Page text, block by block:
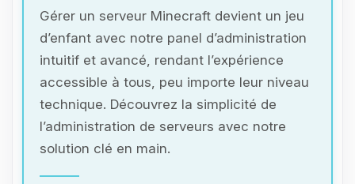
Gérer un serveur Minecraft devient un jeu
d’enfant avec notre panel d’administration
intuitif et avancé, rendant l’expérience
accessible à tous, peu importe leur niveau
technique. Découvrez la simplicité de
l’administration de serveurs avec notre
solution clé en main.